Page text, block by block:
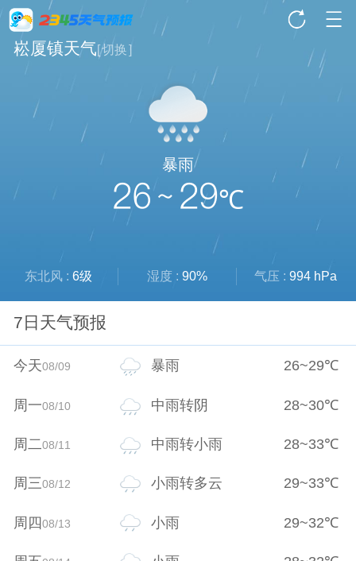
崧厦镇天气[切换]
暴雨
26 ~ 29℃
东北风 :6级 湿度 : 90% 气压 : 994 hPa
7日天气预报
今天08/09 暴雨 26~29℃
周一08/10 中雨转阴 28~30℃
周二08/11 中雨转小雨 28~33℃
周三08/12 小雨转多云 29~33℃
周四08/13 小雨 29~32℃